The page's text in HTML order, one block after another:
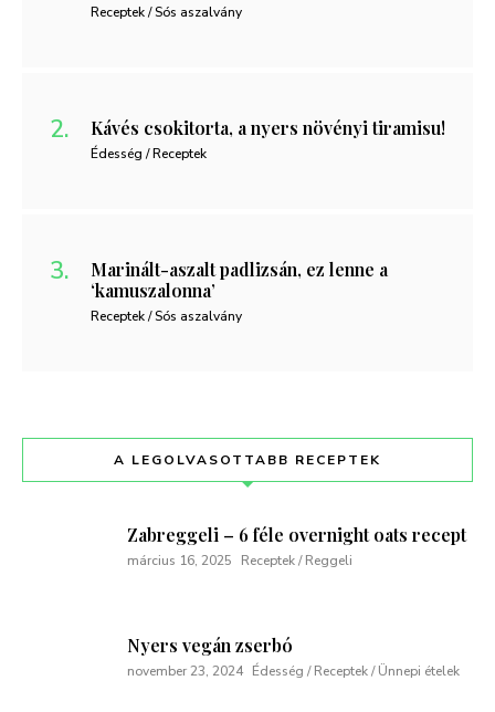
Receptek / Sós aszalvány
Kávés csokitorta, a nyers növényi tiramisu!
Édesség / Receptek
Marinált-aszalt padlizsán, ez lenne a
‘kamuszalonna’
Receptek / Sós aszalvány
A LEGOLVASOTTABB RECEPTEK
Zabreggeli – 6 féle overnight oats recept
március 16, 2025 Receptek / Reggeli
Nyers vegán zserbó
november 23, 2024 Édesség / Receptek / Ünnepi ételek